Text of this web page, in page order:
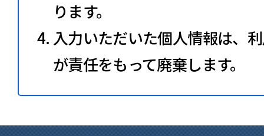
ります。
入力いただいた個人情報は、
が責任をもって廃棄します。